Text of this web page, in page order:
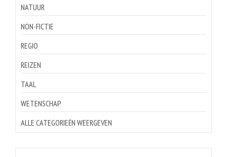
NATUUR
NON-FICTIE
REGIO
REIZEN
TAAL
WETENSCHAP
ALLE CATEGORIEËN WEERGEVEN